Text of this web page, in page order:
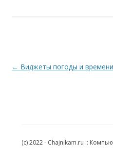
Навигация по записям
← Виджеты погоды и
(c) 2022 - Chajnikam.ru ::